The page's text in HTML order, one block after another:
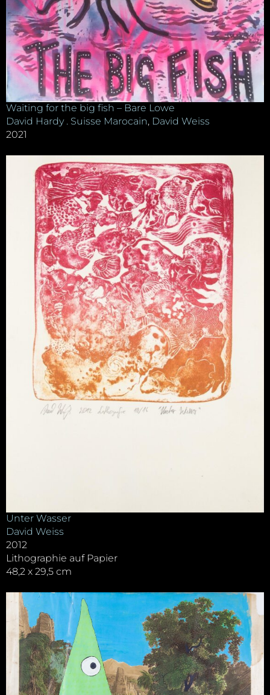
Waiting for the big fish – Bare Lowe
David Hardy . Suisse Marocain, David Weiss
2021
Unter Wasser
David Weiss
2012
Lithographie auf Papier
48,2 x 29,5 cm